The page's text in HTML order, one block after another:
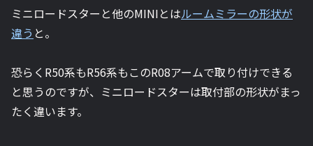
ミニロードスターと他のMINIとはルームミラーの形状が
違う と。
恐らくR50系もR56系もこのR08アームで取り付けできる
と思うのですが、ミニロードスターは取付部の形状がまっ
たく違います。